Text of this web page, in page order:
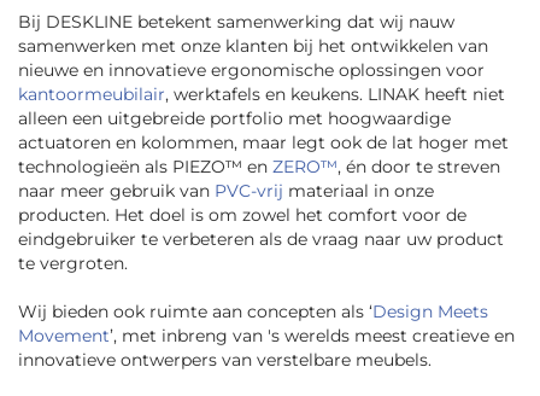
Bij DESKLINE betekent samenwerking dat wij nauw
samenwerken met onze klanten bij het ontwikkelen van
nieuwe en innovatieve ergonomische oplossingen voor
kantoormeubilair, werktafels en keukens. LINAK heeft niet
alleen een uitgebreide portfolio met hoogwaardige
actuatoren en kolommen, maar legt ook de lat hoger met
technologieën als PIEZO™ en ZERO™, én door te streven
naar meer gebruik van PVC-vrij materiaal in onze
producten. Het doel is om zowel het comfort voor de
eindgebruiker te verbeteren als de vraag naar uw product
te vergroten.
Wij bieden ook ruimte aan concepten als ‘Design Meets
Movement’, met inbreng van 's werelds meest creatieve en
innovatieve ontwerpers van verstelbare meubels.